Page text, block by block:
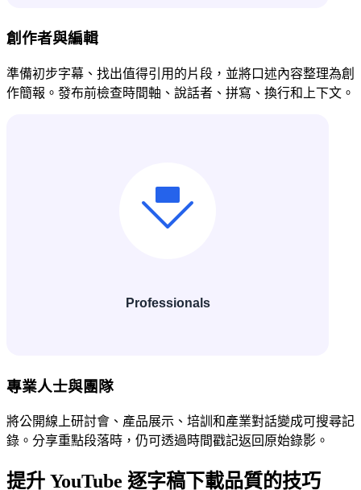
創作者與編輯
準備初步字幕、找出值得引用的片段，並將口述內容整理為創
作簡報。發布前檢查時間軸、說話者、拼寫、換行和上下文。
專業人士與團隊
將公開線上研討會、產品展示、培訓和產業對話變成可搜尋記
錄。分享重點段落時，仍可透過時間戳記返回原始錄影。
提升 YouTube 逐字稿下載品質的技巧